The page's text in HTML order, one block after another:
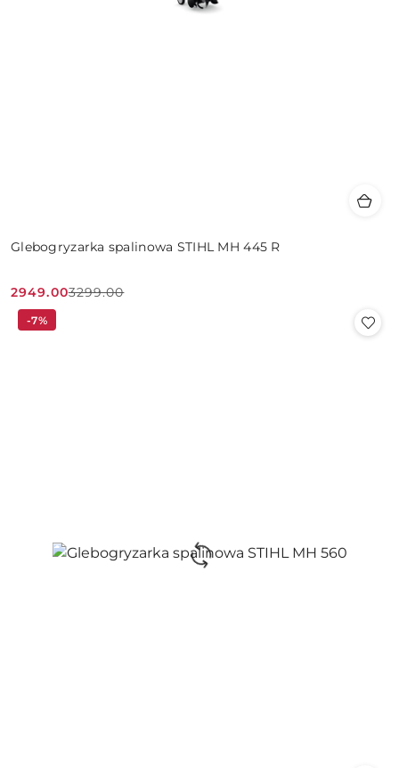
Glebogryzarka spalinowa STIHL MH 445 R
Cena
promocyjna:
2949.00
Cena
przed
3299.00
-7%